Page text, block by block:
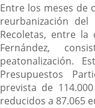
Entre los meses de
reurbanización
Recoletas, entre la
Fernández,
peatonalización.
Presupuestos
prevista de
reducidos a 87.065